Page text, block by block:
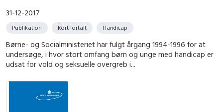
31-12-2017
Publikation Kort fortalt Handicap
Børne- og Socialministeriet har fulgt årgang 1994-1996 for at
undersøge, i hvor stort omfang børn og unge med handicap er
udsat for vold og seksuelle overgreb i...